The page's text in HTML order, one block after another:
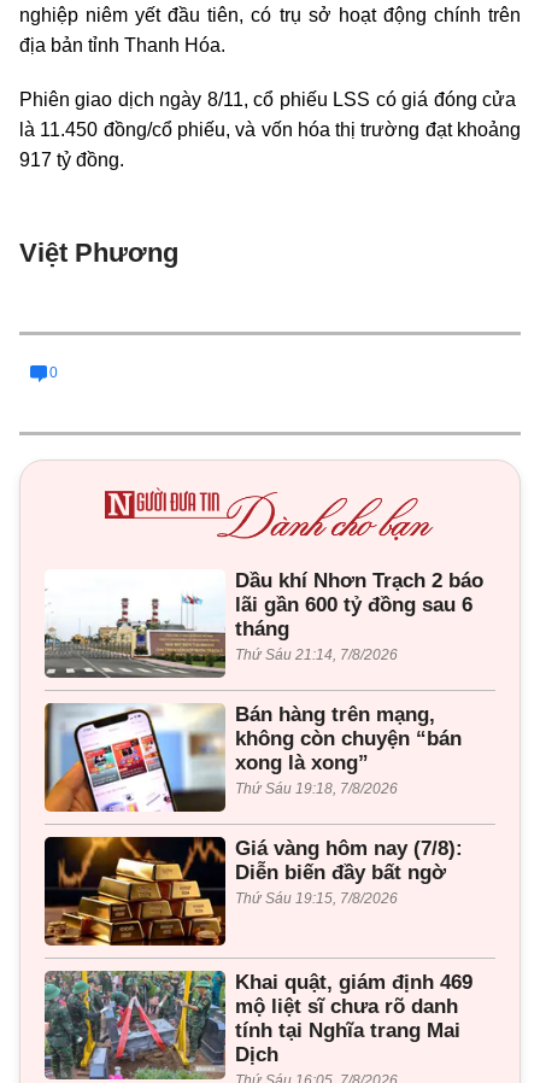
nghiệp niêm yết đầu tiên, có trụ sở hoạt động chính trên
địa bản tỉnh Thanh Hóa.
Phiên giao dịch ngày 8/11, cổ phiếu LSS có giá đóng cửa
là 11.450 đồng/cổ phiếu, và vốn hóa thị trường đạt khoảng
917 tỷ đồng.
Việt Phương
0
Dầu khí Nhơn Trạch 2 báo
lãi gần 600 tỷ đồng sau 6
tháng
Thứ Sáu 21:14, 7/8/2026
Bán hàng trên mạng,
không còn chuyện “bán
xong là xong”
Thứ Sáu 19:18, 7/8/2026
Giá vàng hôm nay (7/8):
Diễn biến đầy bất ngờ
Thứ Sáu 19:15, 7/8/2026
Khai quật, giám định 469
mộ liệt sĩ chưa rõ danh
tính tại Nghĩa trang Mai
Dịch